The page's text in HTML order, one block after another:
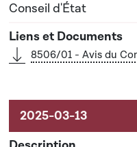
Conseil d'État
8506/01 - Avis du